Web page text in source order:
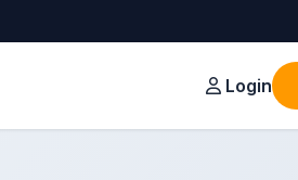
Login